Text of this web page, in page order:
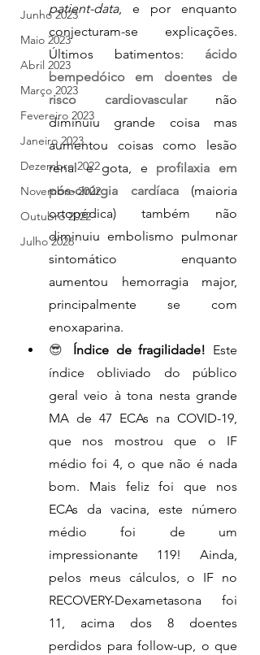
Junho 2023
Maio 2023
Abril 2023
Março 2023
Fevereiro 2023
Janeiro 2023
Dezembro 2022
Novembro 2022
Outubro 2022
Julho 2026
patient-data, e por enquanto
conjecturam-se explicações.
Últimos batimentos: ácido
bempedóico em doentes de
risco cardiovascular não
diminuiu grande coisa mas
aumentou coisas como lesão
renal e gota, e profilaxia em
pós-cirúrgia cardíaca (maioria
ortopédica) também não
diminuiu embolismo pulmonar
sintomático enquanto
aumentou hemorragia major,
principalmente se com
enoxaparina.
😎 Índice de fragilidade! Este
índice obliviado do público
geral veio à tona nesta grande
MA de 47 ECAs na COVID-19,
que nos mostrou que o IF
médio foi 4, o que não é nada
bom. Mais feliz foi que nos
ECAs da vacina, este número
médio foi de um
impressionante 119! Ainda,
pelos meus cálculos, o IF no
RECOVERY-Dexametasona foi
11, acima dos 8 doentes
perdidos para follow-up, o que